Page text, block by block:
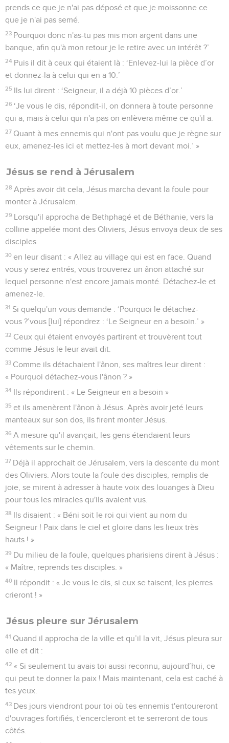
prends ce que je n'ai pas déposé et que je moissonne ce
que je n'ai pas semé.
23 Pourquoi donc n'as-tu pas mis mon argent dans une
banque, afin qu'à mon retour je le retire avec un intérêt ?’
24 Puis il dit à ceux qui étaient là : ‘Enlevez-lui la pièce d’or
et donnez-la à celui qui en a 10.’
25 Ils lui dirent : ‘Seigneur, il a déjà 10 pièces d’or.’
26 ‘Je vous le dis, répondit-il, on donnera à toute personne
qui a, mais à celui qui n'a pas on enlèvera même ce qu'il a.
27 Quant à mes ennemis qui n'ont pas voulu que je règne sur
eux, amenez-les ici et mettez-les à mort devant moi.’ »
Jésus se rend à Jérusalem
28 Après avoir dit cela, Jésus marcha devant la foule pour
monter à Jérusalem.
29 Lorsqu'il approcha de Bethphagé et de Béthanie, vers la
colline appelée mont des Oliviers, Jésus envoya deux de ses
disciples
30 en leur disant : « Allez au village qui est en face. Quand
vous y serez entrés, vous trouverez un ânon attaché sur
lequel personne n'est encore jamais monté. Détachez-le et
amenez-le.
31 Si quelqu'un vous demande : ‘Pourquoi le détachez-
vous ?’vous [lui] répondrez : ‘Le Seigneur en a besoin.’ »
32 Ceux qui étaient envoyés partirent et trouvèrent tout
comme Jésus le leur avait dit.
33 Comme ils détachaient l'ânon, ses maîtres leur dirent :
« Pourquoi détachez-vous l'ânon ? »
34 Ils répondirent : « Le Seigneur en a besoin »
35 et ils amenèrent l'ânon à Jésus. Après avoir jeté leurs
manteaux sur son dos, ils firent monter Jésus.
36 A mesure qu'il avançait, les gens étendaient leurs
vêtements sur le chemin.
37 Déjà il approchait de Jérusalem, vers la descente du mont
des Oliviers. Alors toute la foule des disciples, remplis de
joie, se mirent à adresser à haute voix des louanges à Dieu
pour tous les miracles qu'ils avaient vus.
38 Ils disaient : « Béni soit le roi qui vient au nom du
Seigneur ! Paix dans le ciel et gloire dans les lieux très
hauts ! »
39 Du milieu de la foule, quelques pharisiens dirent à Jésus :
« Maître, reprends tes disciples. »
40 Il répondit : « Je vous le dis, si eux se taisent, les pierres
crieront ! »
Jésus pleure sur Jérusalem
41 Quand il approcha de la ville et qu’il la vit, Jésus pleura sur
elle et dit :
42 « Si seulement tu avais toi aussi reconnu, aujourd’hui, ce
qui peut te donner la paix ! Mais maintenant, cela est caché à
tes yeux.
43 Des jours viendront pour toi où tes ennemis t'entoureront
d'ouvrages fortifiés, t'encercleront et te serreront de tous
côtés.